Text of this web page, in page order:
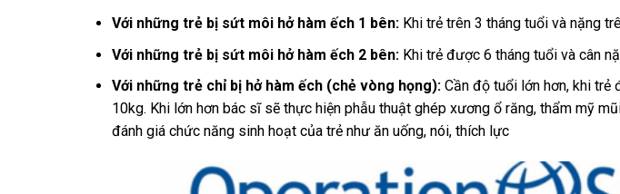
Với những trẻ bị sứt môi hở hàm ếch 1 bên:Khi trẻ trên 3 tháng tuổi và nặng
Với những trẻ bị sứt môi hở hàm ếch 2 bên:Khi trẻ được 6 tháng tuổi và cân
Với những trẻ chỉ bị hở hàm ếch (chẻ vòng họng):Cần độ tuổi lớn hơn, khi trẻ
10kg. Khi lớn hơn bác sĩ sẽ thực hiện phẫu thuật ghép xương ổ răng, thẩm mỹ
đánh giá chức năng sinh hoạt của trẻ như ăn uống, nói, thích lực